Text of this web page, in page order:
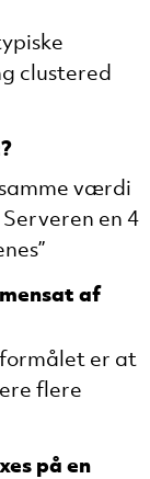
clustered
værdi
en 4
af
formålet er at
flere
på en